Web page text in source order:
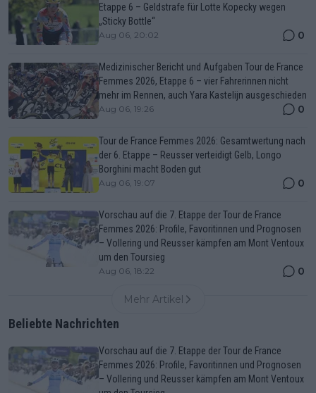
Etappe 6 – Geldstrafe für Lotte Kopecky wegen
„Sticky Bottle“
Aug 06, 20:02 0
Medizinischer Bericht und Aufgaben Tour de France
Femmes 2026, Etappe 6 – vier Fahrerinnen nicht
mehr im Rennen, auch Yara Kastelijn ausgeschieden
Aug 06, 19:26 0
Tour de France Femmes 2026: Gesamtwertung nach
der 6. Etappe – Reusser verteidigt Gelb, Longo
Borghini macht Boden gut
Aug 06, 19:07 0
Vorschau auf die 7. Etappe der Tour de France
Femmes 2026: Profile, Favoritinnen und Prognosen
– Vollering und Reusser kämpfen am Mont Ventoux
um den Toursieg
Aug 06, 18:22 0
Mehr Artikel
Beliebte Nachrichten
Vorschau auf die 7. Etappe der Tour de France
Femmes 2026: Profile, Favoritinnen und Prognosen
– Vollering und Reusser kämpfen am Mont Ventoux